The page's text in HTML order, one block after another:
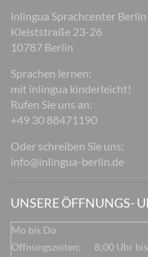
inlingua Sprachcenter
Kleiststraße 23-26
10787 Berlin
Sprachen lernen:
mit inlingua kinderleicht!
Rufen Sie uns an:
+49 30 88471190
Oder schreiben Sie uns:
info@inlingua-berlin.de
UNSERE ÖFFNUNGS-
Mo bis Do
Öffnungszeiten:
8:00 Uhr